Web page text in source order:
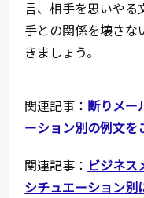
言、相手を思いやる
手との関係を壊さな
きましょう。
関連記事： 断りメー
ーション別の例文を
関連記事： ビジネス
シチュエーション別